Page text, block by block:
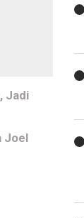
Jadi
Joel